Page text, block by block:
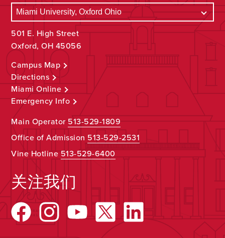
501 E. High Street
Oxford, OH 45056
Campus Map
Directions
Miami Online
Emergency Info
Main Operator513-529-1809
Office of Admission 513-529-2531
Vine Hotline513-529-6400
关注我们